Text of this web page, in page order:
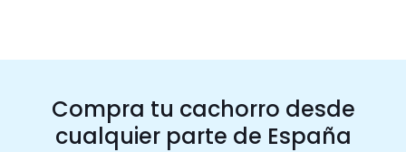
Compra tu cachorro desde
cualquier parte de España